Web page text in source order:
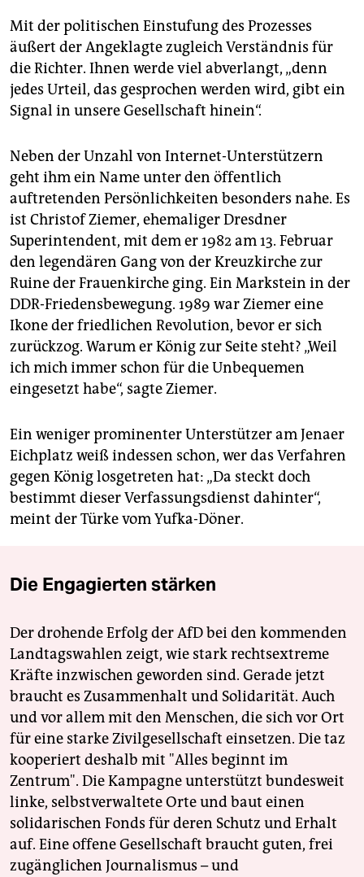
Mit der politischen Einstufung des Prozesses
äußert der Angeklagte zugleich Verständnis für
die Richter. Ihnen werde viel abverlangt, „denn
jedes Urteil, das gesprochen werden wird, gibt ein
Signal in unsere Gesellschaft hinein“.
Neben der Unzahl von Internet-Unterstützern
geht ihm ein Name unter den öffentlich
auftretenden Persönlichkeiten besonders nahe. Es
ist Christof Ziemer, ehemaliger Dresdner
Superintendent, mit dem er 1982 am 13. Februar
den legendären Gang von der Kreuzkirche zur
Ruine der Frauenkirche ging. Ein Markstein in der
DDR-Friedensbewegung. 1989 war Ziemer eine
Ikone der friedlichen Revolution, bevor er sich
zurückzog. Warum er König zur Seite steht? „Weil
ich mich immer schon für die Unbequemen
eingesetzt habe“, sagte Ziemer.
Ein weniger prominenter Unterstützer am Jenaer
Eichplatz weiß indessen schon, wer das Verfahren
gegen König losgetreten hat: „Da steckt doch
bestimmt dieser Verfassungsdienst dahinter“,
meint der Türke vom Yufka-Döner.
Die Engagierten stärken
Der drohende Erfolg der AfD bei den kommenden
Landtagswahlen zeigt, wie stark rechtsextreme
Kräfte inzwischen geworden sind. Gerade jetzt
braucht es Zusammenhalt und Solidarität. Auch
und vor allem mit den Menschen, die sich vor Ort
für eine starke Zivilgesellschaft einsetzen. Die taz
kooperiert deshalb mit "Alles beginnt im
Zentrum". Die Kampagne unterstützt bundesweit
linke, selbstverwaltete Orte und baut einen
solidarischen Fonds für deren Schutz und Erhalt
auf. Eine offene Gesellschaft braucht guten, frei
zugänglichen Journalismus – und